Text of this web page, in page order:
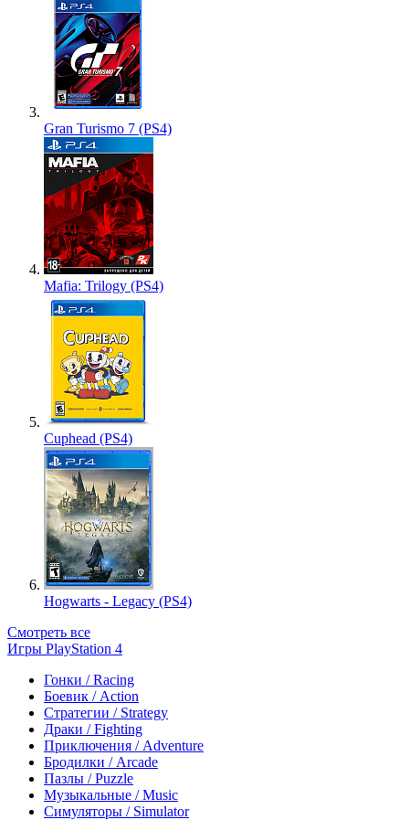
Gran Turismo 7 (PS4)
Mafia: Trilogy (PS4)
Cuphead (PS4)
Hogwarts - Legacy (PS4)
Смотреть все
Игры PlayStation 4
Гонки / Racing
Боевик / Action
Стратегии / Strategy
Драки / Fighting
Приключения / Adventure
Бродилки / Arcade
Пазлы / Puzzle
Музыкальные / Music
Симуляторы / Simulator